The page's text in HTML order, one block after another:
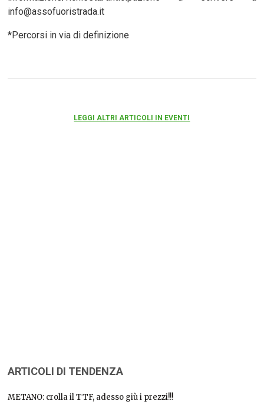
info@assofuoristrada.it
*Percorsi in via di definizione
LEGGI ALTRI ARTICOLI IN EVENTI
ARTICOLI DI TENDENZA
METANO: crolla il TTF, adesso giù i prezzi!!!